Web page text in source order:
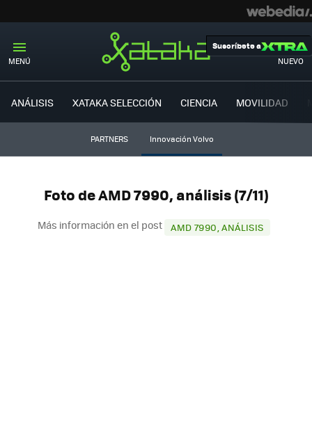
MENÚ NUEVO
Suscríbete a
ANÁLISIS XATAKA SELECCIÓN CIENCIA MOVILIDAD
PARTNERS Innovación Volvo
Foto de AMD 7990, análisis (7/11)
Más información en el post AMD 7990, ANÁLISIS